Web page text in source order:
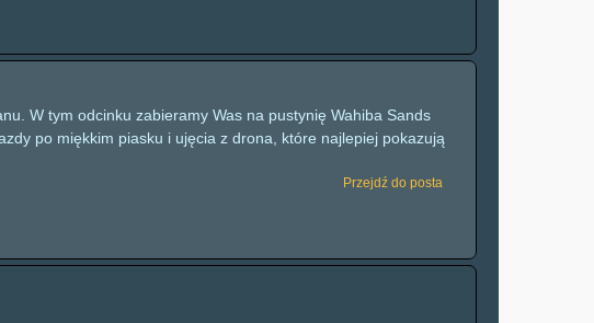
W tym odcinku zabieramy Was na pustynię Wahiba Sands
po miękkim piasku i ujęcia z drona, które najlepiej pokazują
Przejdź do posta